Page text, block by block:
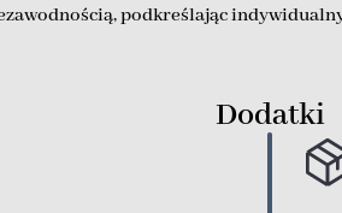
podkreślając
Dodatki